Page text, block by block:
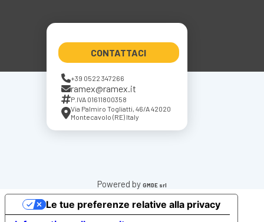
CONTATTACI
+39 0522 347266
ramex@ramex.it
P.IVA 01611800358
Via Palmiro Togliatti, 46/A 42020
Montecavolo (RE) Italy
Powered by GMDE srl
Le tue preferenze relative alla privacy